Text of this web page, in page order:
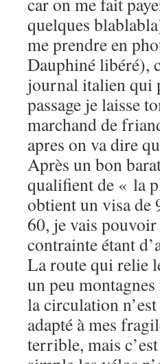
quelques
me prendre en
Dauphiné libéré),
journal italien qui
passage je laisse
marchand de
apres on va dire
Après un bon
qualifient de « la
obtient un visa de
60, je vais
contrainte étant
La route qui relie
un peu
la circulation
adapté à mes
terrible, mais